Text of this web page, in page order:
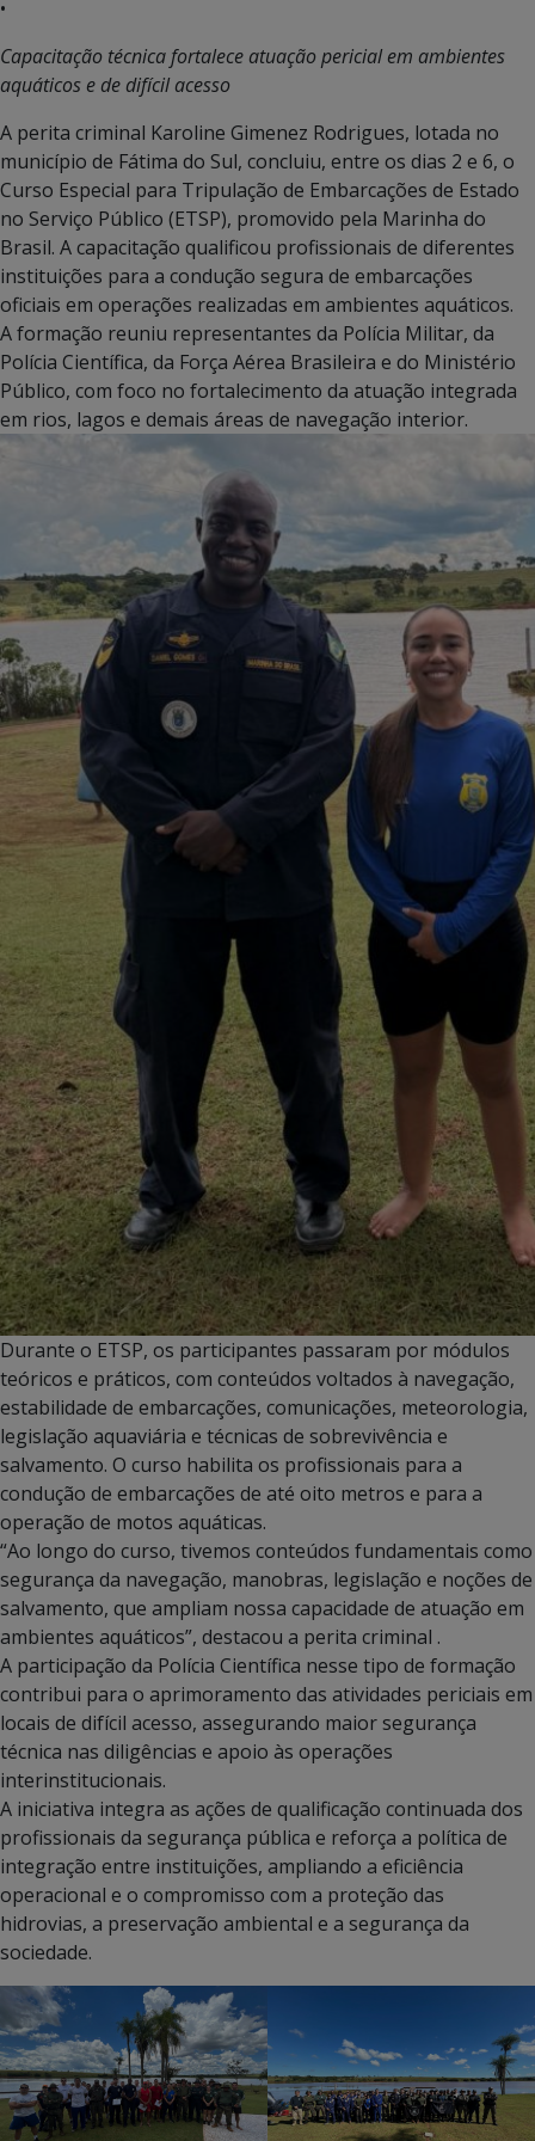
•
Capacitação técnica fortalece atuação pericial em ambientes
aquáticos e de difícil acesso
A perita criminal Karoline Gimenez Rodrigues, lotada no
município de Fátima do Sul, concluiu, entre os dias 2 e 6, o
Curso Especial para Tripulação de Embarcações de Estado
no Serviço Público (ETSP), promovido pela Marinha do
Brasil. A capacitação qualificou profissionais de diferentes
instituições para a condução segura de embarcações
oficiais em operações realizadas em ambientes aquáticos.
A formação reuniu representantes da Polícia Militar, da
Polícia Científica, da Força Aérea Brasileira e do Ministério
Público, com foco no fortalecimento da atuação integrada
em rios, lagos e demais áreas de navegação interior.
Durante o ETSP, os participantes passaram por módulos
teóricos e práticos, com conteúdos voltados à navegação,
estabilidade de embarcações, comunicações, meteorologia,
legislação aquaviária e técnicas de sobrevivência e
salvamento. O curso habilita os profissionais para a
condução de embarcações de até oito metros e para a
operação de motos aquáticas.
“Ao longo do curso, tivemos conteúdos fundamentais como
segurança da navegação, manobras, legislação e noções de
salvamento, que ampliam nossa capacidade de atuação em
ambientes aquáticos”, destacou a perita criminal .
A participação da Polícia Científica nesse tipo de formação
contribui para o aprimoramento das atividades periciais em
locais de difícil acesso, assegurando maior segurança
técnica nas diligências e apoio às operações
interinstitucionais.
A iniciativa integra as ações de qualificação continuada dos
profissionais da segurança pública e reforça a política de
integração entre instituições, ampliando a eficiência
operacional e o compromisso com a proteção das
hidrovias, a preservação ambiental e a segurança da
sociedade.